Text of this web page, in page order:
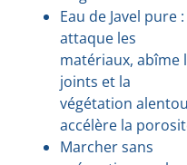
Eau de Javel pure :
attaque les
matériaux, abîme
joints et la
végétation
accélère la
Marcher sans